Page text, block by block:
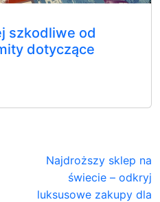
szkodliwe od
dotyczące
Najdroższy sklep na
świecie – odkryj
luksusowe zakupy dla